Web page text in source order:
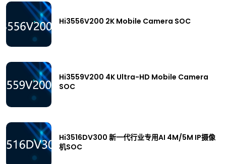
Hi3556V200 2K Mobile Camera SOC
Hi3559V200 4K Ultra-HD Mobile Camera
SOC
Hi3516DV300 新一代行业专用AI 4M/5M IP摄像
机SOC